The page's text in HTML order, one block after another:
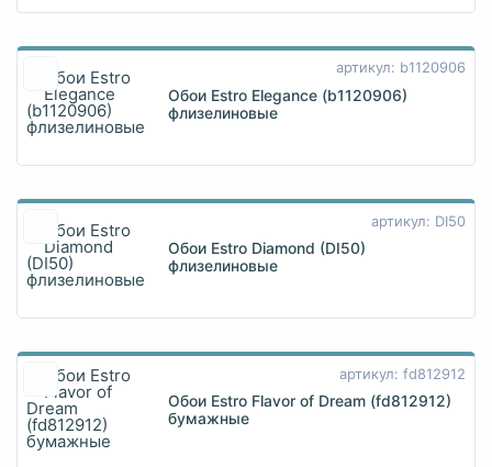
артикул: b1120906
Обои Estro Elegance (b1120906)
флизелиновые
артикул: DI50
Обои Estro Diamond (DI50)
флизелиновые
артикул: fd812912
Обои Estro Flavor of Dream (fd812912)
бумажные